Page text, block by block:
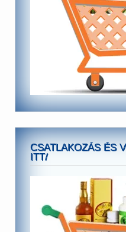
CSATLAKOZÁS ÉS
ITT/